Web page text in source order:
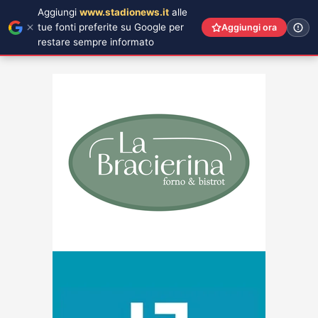
Aggiungi www.stadionews.it alle
tue fonti preferite su Google per
restare sempre informato
Aggiungi ora